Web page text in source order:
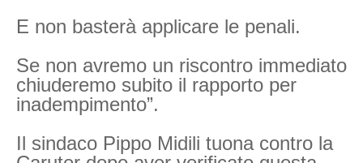
E non basterà applicare le penali.
Se non avremo un riscontro immediato
chiuderemo subito il rapporto per
inadempimento”.
Il sindaco Pippo Midili tuona contro la